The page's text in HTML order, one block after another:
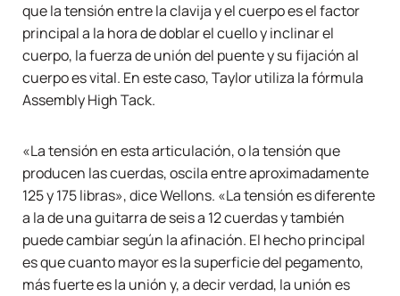
que la tensión entre la clavija y el cuerpo es el factor
principal a la hora de doblar el cuello y inclinar el
cuerpo, la fuerza de unión del puente y su fijación al
cuerpo es vital. En este caso, Taylor utiliza la fórmula
Assembly High Tack.
«La tensión en esta articulación, o la tensión que
producen las cuerdas, oscila entre aproximadamente
125 y 175 libras», dice Wellons. «La tensión es diferente
a la de una guitarra de seis a 12 cuerdas y también
puede cambiar según la afinación. El hecho principal
es que cuanto mayor es la superficie del pegamento,
más fuerte es la unión y, a decir verdad, la unión es